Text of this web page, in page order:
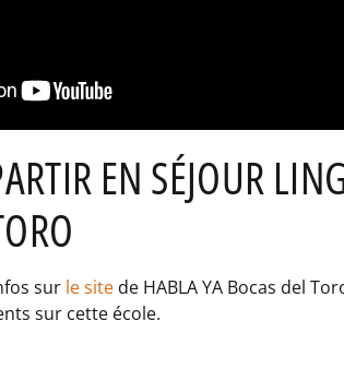
EN SÉJOUR
sur le site de HABLA YA Bocas del
sur cette école.